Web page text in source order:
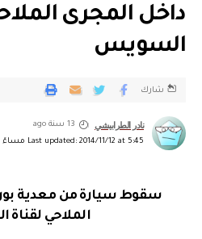
داخل المجرى
السويس
Last updated: 2014/11/12 at 5:45 مساءً
نادر الطرابيشي 13 سنة ago
شارك
سقوط سيارة من معدية
الملاحي